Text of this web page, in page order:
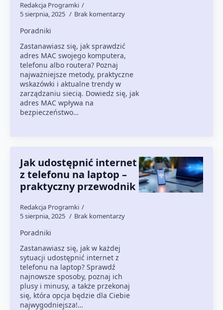
Redakcja Programki
5 sierpnia, 2025
Brak komentarzy
Poradniki
Zastanawiasz się, jak sprawdzić
adres MAC swojego komputera,
telefonu albo routera? Poznaj
najważniejsze metody, praktyczne
wskazówki i aktualne trendy w
zarządzaniu siecią. Dowiedz się, jak
adres MAC wpływa na
bezpieczeństwo…
Jak udostępnić internet
z telefonu na laptop –
praktyczny przewodnik
Redakcja Programki
5 sierpnia, 2025
Brak komentarzy
Poradniki
Zastanawiasz się, jak w każdej
sytuacji udostępnić internet z
telefonu na laptop? Sprawdź
najnowsze sposoby, poznaj ich
plusy i minusy, a także przekonaj
się, która opcja będzie dla Ciebie
najwygodniejsza!…